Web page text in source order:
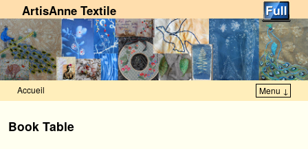
ArtisAnne Textile
Accueil Menu ↓
Book Table